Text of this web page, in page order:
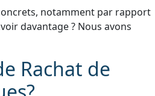
notamment par rapport
davantage ? Nous avons
Rachat de